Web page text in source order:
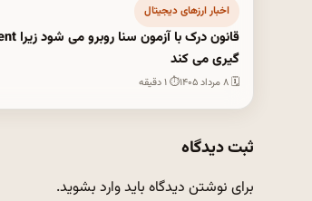
اخبار ارزهای دیجیتال
گیری می کند
🗓 ۸ مرداد ۱۴۰۵ ⏱ ۱ دقیقه
ثبت دیدگاه
برای نوشتن دیدگاه بایدوارد بشوید.